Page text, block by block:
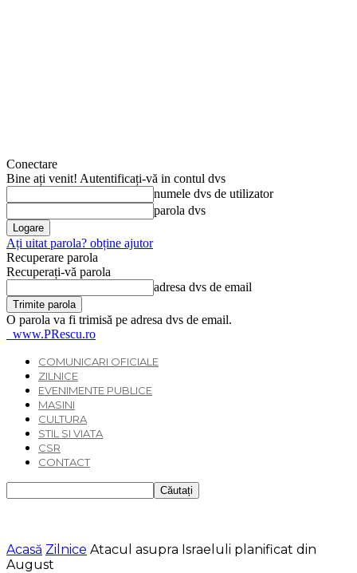
Conectare
Bine ați venit! Autentificați-vă in contul dvs
numele dvs de utilizator
parola dvs
Ați uitat parola? obține ajutor
Recuperare parola
Recuperați-vă parola
adresa dvs de email
O parola va fi trimisă pe adresa dvs de email.
www.PRescu.ro
COMUNICARI OFICIALE
ZILNICE
EVENIMENTE PUBLICE
MASINI
CULTURA
STIL SI VIATA
CSR
CONTACT
Acasă Zilnice Atacul asupra Israeluli planificat din
August